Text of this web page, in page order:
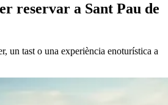
reservar a Sant Pau de
un tast o una experiència enoturística a